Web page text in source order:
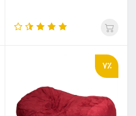
7٪